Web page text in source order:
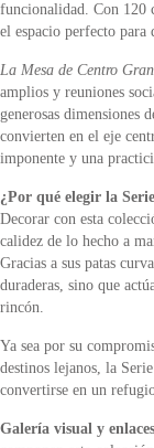
funcionalidad. Con 120
el espacio perfecto para
La Mesa de Centro
amplios y reuniones
generosas dimensiones
convierten en el eje
imponente y una
¿Por qué elegir la
Decorar con esta
calidez de lo hecho a
Gracias a sus patas
duraderas, sino que
rincón.
Ya sea por su
destinos lejanos, la
convertirse en un
Galería visual y